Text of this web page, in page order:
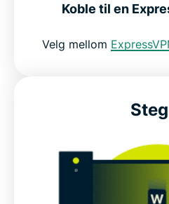
Koble til en
Velg mellom